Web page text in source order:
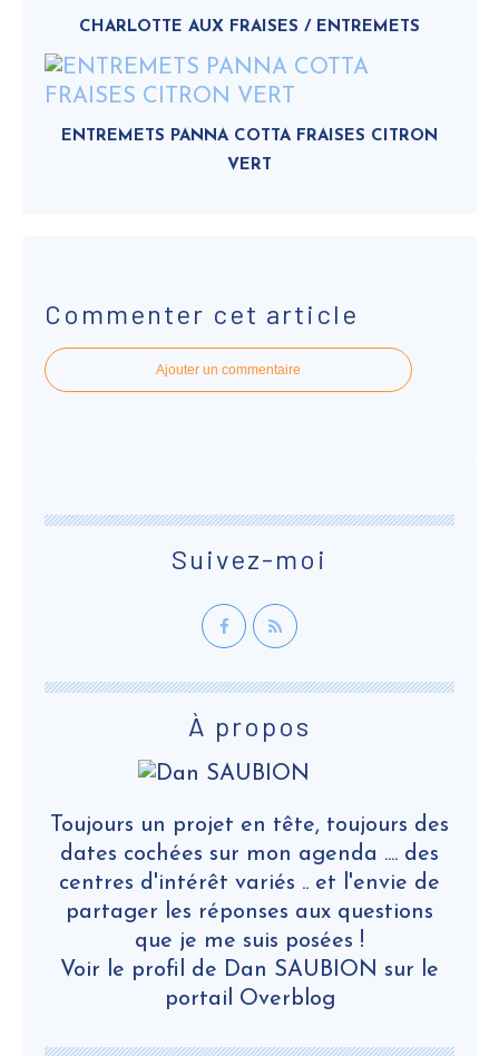
CHARLOTTE AUX FRAISES / ENTREMETS
ENTREMETS PANNA COTTA FRAISES CITRON
VERT
Commenter cet article
Ajouter un commentaire
Suivez-moi
À propos
Toujours un projet en tête, toujours des
dates cochées sur mon agenda .... des
centres d'intérêt variés .. et l'envie de
partager les réponses aux questions
que je me suis posées !
Voir le profil de Dan SAUBION sur le
portail Overblog